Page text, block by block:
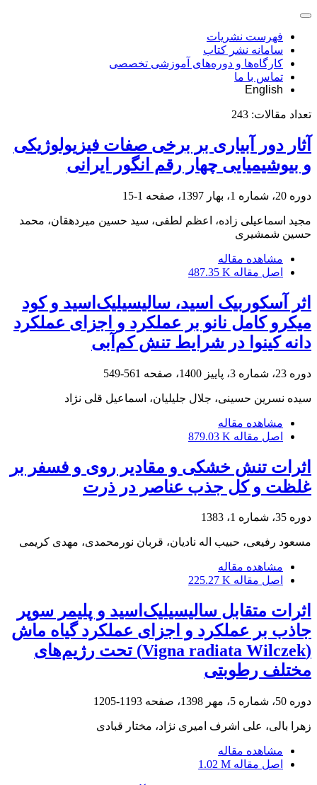
فهرست نشریات
سامانه نشر کتاب
کارگاه‌ها و دوره‌های آموزشی تخصصی
تماس با ما
English
تعداد مقالات: 243
آثار دور آبیاری بر برخی صفات فیزیولوژیکی
و بیوشیمیایی چهار رقم انگور ایرانی
دوره 20، شماره 1، بهار 1397، صفحه 1-15
مجید اسماعیلی زاده، اعظم لطفی، سید حسین میردهقان، محمد
حسین شمشیری
مشاهده مقاله
اصل مقاله 487.35 K
اثر آسکوربیک اسید، سالیسیلیک‌اسید و کود
میکرو کامل نانو بر عملکرد و اجزای عملکرد
دانه کینوا در شرایط تنش کم‌آبی
دوره 23، شماره 3، پاییز 1400، صفحه 561-549
سیده نسرین حسینی، جلال جلیلیان، اسماعیل قلی نژاد
مشاهده مقاله
اصل مقاله 879.03 K
اثرات تنش خشکی و مقادیر روی و فسفر بر
غلظت و کل جذب عناصر در ذرت
دوره 35، شماره 1، 1383
مسعود رفیعی، حبیب اله نادیان، قربان نورمحمدی، مهدی کریمی
مشاهده مقاله
اصل مقاله 225.27 K
اثرات متقابل سالیسیلیک‌اسید و پلیمر سوپر
جاذب بر عملکرد و اجزای عملکرد گیاه ماش
(Vigna radiata Wilczek) تحت رژیم‌های
مختلف رطوبتی
دوره 50، شماره 5، مهر 1398، صفحه 1193-1205
زهرا بالی، علی اشرف امیری نژاد، مختار قبادی
مشاهده مقاله
اصل مقاله 1.02 M